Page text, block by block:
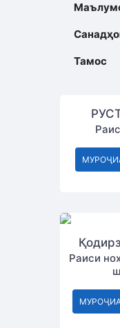
Тамос
Раиси